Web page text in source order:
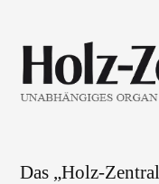
Das „Holz-